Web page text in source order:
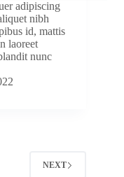
adipiscing
nibh
id, mattis
laoreet
nunc
NEXT